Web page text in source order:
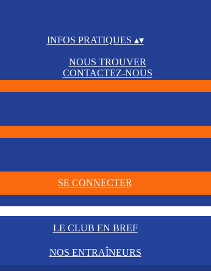
INFOS PRATIQUES ▴▾
NOUS TROUVER
CONTACTEZ-NOUS
SE CONNECTER
LE CLUB EN BREF
NOS ENTRAÎNEURS